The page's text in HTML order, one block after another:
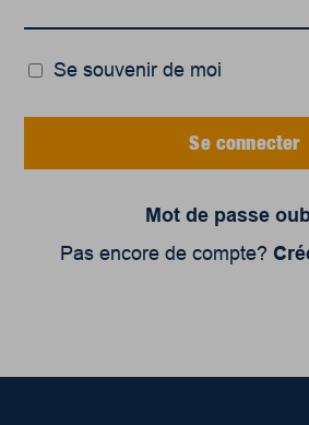
Se souvenir de moi
Se connecter
Mot de passe
Pas encore de compte?